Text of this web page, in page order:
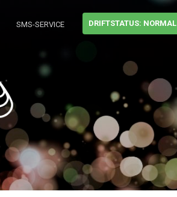
SMS-SERVICE DRIFTSTATUS: NORMAL